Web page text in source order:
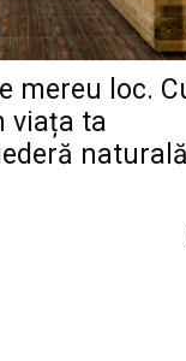
mereu loc.
viața ta
naturală